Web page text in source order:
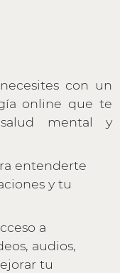
con un
online que te
mental y
entenderte
y tu
a
audios,
tu